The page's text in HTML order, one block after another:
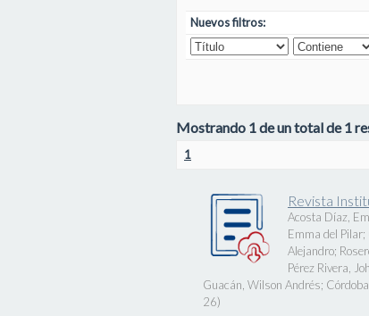
Nuevos filtros:
Mostrando 1 de un total de 1
1
Revista
Acosta Díaz,
Emma del Pilar;
Alejandro;
Pérez Rivera,
Guacán, Wilson Andrés;
26)